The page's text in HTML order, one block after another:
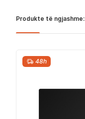
Produkte të ngjashme:
48h